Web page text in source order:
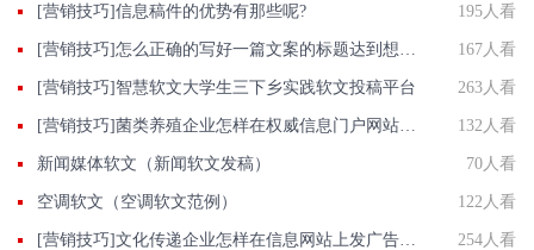
[营销技巧]信息稿件的优势有那些呢? 195人看
167人看
[营销技巧]智慧软文大学生三下乡实践软文投稿平台 263人看
132人看
新闻媒体软文（新闻软文发稿） 70人看
空调软文（空调软文范例） 122人看
254人看